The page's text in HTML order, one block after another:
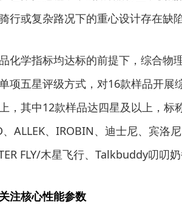
行或复杂路况下的重心设计存在缺陷
学指标均达标的前提下，综合物
项五星评级方式，对16款样品开展
，其中12款样品达四星及以上，标
ALLEK、IROBIN、迪士尼、宾洛
FLY/木星飞行、Talkbuddy叨叨奶
注核心性能参数